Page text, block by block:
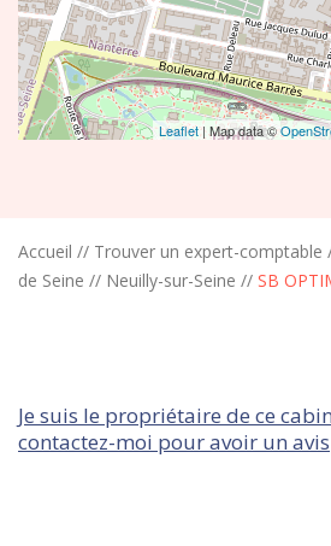
Leaflet| Map data ©
Accueil // Trouver un expert-comptable
de Seine // Neuilly-sur-Seine // SB
Je suis le propriétaire de ce
contactez-moi pour avoir un avis